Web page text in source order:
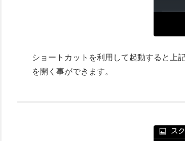
ショートカットを利用して起動すると上
を開く事ができます。